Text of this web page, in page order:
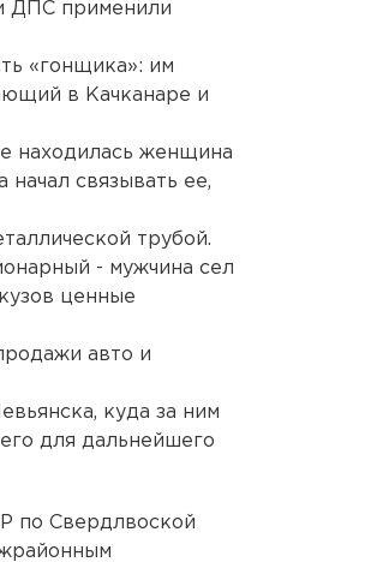
ДПС применили
«гонщика»: им
в Качканаре и
находилась женщина
связывать ее,
трубой.
- мужчина сел
ценные
авто и
куда за ним
для дальнейшего
по Свердлвоской